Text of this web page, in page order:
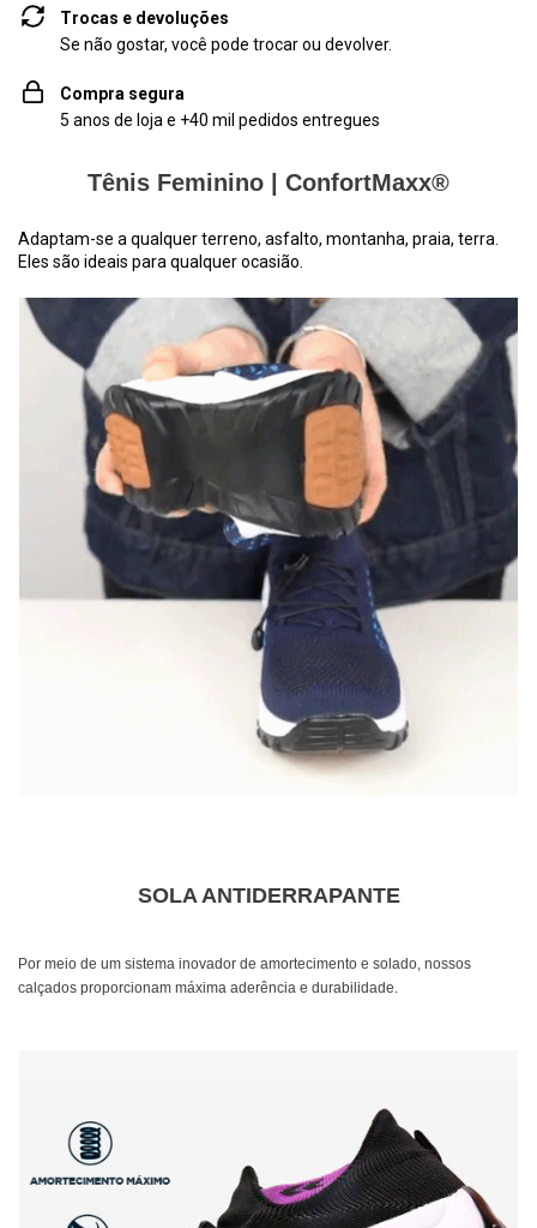
Trocas e devoluções
Se não gostar, você pode trocar ou devolver.
Compra segura
5 anos de loja e +40 mil pedidos entregues
Tênis Feminino | ConfortMaxx®
Adaptam-se a qualquer terreno, asfalto, montanha, praia, terra.
Eles são ideais para qualquer ocasião.
SOLA ANTIDERRAPANTE
Por meio de um sistema inovador de amortecimento e solado, nossos
calçados proporcionam máxima aderência e durabilidade.